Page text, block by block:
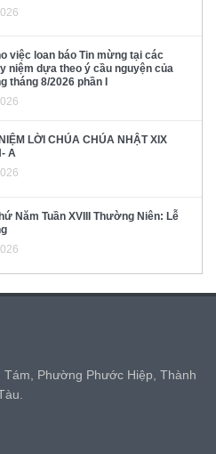
việc loan báo Tin mừng tại các
niệm dựa theo ý cầu nguyện của
tháng 8/2026 phần I
LỜI CHÚA CHÚA NHẬT XIX
A
Năm Tuần XVIII Thường Niên: Lễ
Phường Phước Hiệp, Thành